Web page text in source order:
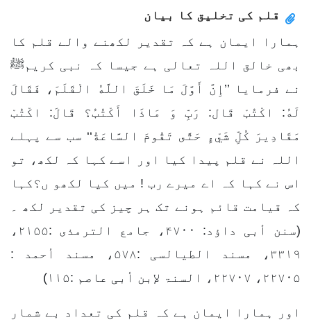
قلم کی تخلیق کا بیان
ہمارا ایمان ہے کہ تقدیر لکھنے والے قلم کا
بھی خالق اللہ تعالی ہے جیسا کہ نبی کریمﷺ
نے فرمایا ’’إِنَّ أَوَّلَ مَا خَلَقَ اللَّهُ الْقَلَمَ، فَقَالَ
لَهُ: اكْتُبْ قَال: رَبِّ وَ مَاذَا أَكْتُبُ؟ قَالَ: اكْتُبْ
مَقَادِيرَ كُلِّ شَيْءٍ حَتَّى تَقُومَ السَّاعَةُ‘‘ سب سے پہلے
اللہ نے قلم پیدا کیا اور اسے کہا کہ لکھ، تو
اس نے کہا کہ اے میرے رب ! میں کیا لکھو ں؟کہا
کہ قیامت قائم ہونے تک ہر چیز کی تقدیر لکھ ۔
(سنن أبی داؤد: ۴۷۰۰، جامع الترمذی :۲۱۵۵،
۳۳۱۹، مسند الطیالسی :۵۷۸، مسند أحمد :
۲۲۷۰۵، ۲۲۷۰۷، السنۃ لإبن أبی عاصم :۱۱۵)
اور ہمارا ایمان ہے کہ قلم کی تعداد بے شمار